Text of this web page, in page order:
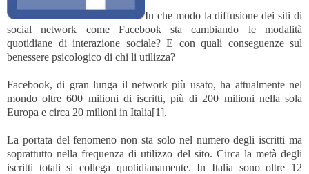
In che modo la diffusione dei siti di
social network come Facebook sta cambiando le modalità
quotidiane di interazione sociale? E con quali conseguenze sul
benessere psicologico di chi li utilizza?
Facebook, di gran lunga il network più usato, ha attualmente nel
mondo oltre 600 milioni di iscritti, più di 200 milioni nella sola
Europa e circa 20 milioni in Italia[1].
La portata del fenomeno non sta solo nel numero degli iscritti ma
soprattutto nella frequenza di utilizzo del sito. Circa la metà degli
iscritti totali si collega quotidianamente. In Italia sono oltre 12